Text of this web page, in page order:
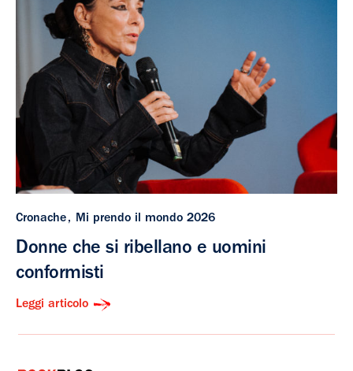
Cronache Mi prendo il mondo 2026
Donne che si ribellano e uomini
conformisti
Leggi articolo